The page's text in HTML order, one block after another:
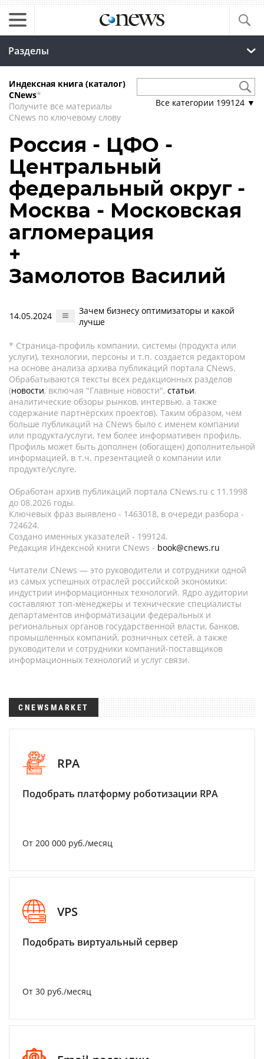
Разделы
Индексная книга (каталог)
CNews*
Получите все материалы
CNews по ключевому слову
Все категории 199124 ▼
Россия - ЦФО -
Центральный
федеральный округ -
Москва - Московская
агломерация
+
Замолотов Василий
14.05.2024
Зачем бизнесу оптимизаторы и какой
лучше
* Страница-профиль компании, системы (продукта или
услуги), технологии, персоны и т.п. создается редактором
на основе анализа архива публикаций портала CNews.
Обрабатываются тексты всех редакционных разделов
(новости, включая "Главные новости", статьи,
аналитические обзоры рынков, интервью, а также
содержание партнёрских проектов). Таким образом, чем
больше публикаций на CNews было с именем компании
или продукта/услуги, тем более информативен профиль.
Профиль может быть дополнен (обогащен) дополнительной
информацией, в т.ч. презентацией о компании или
продукте/услуге.
Обработан архив публикаций портала CNews.ru c 11.1998
до 08.2026 годы.
Ключевых фраз выявлено - 1463018, в очереди разбора -
724624.
Создано именных указателей - 199124.
Редакция Индексной книги CNews - book@cnews.ru
Читатели CNews — это руководители и сотрудники одной
из самых успешных отраслей российской экономики:
индустрии информационных технологий. Ядро аудитории
составляют топ-менеджеры и технические специалисты
департаментов информатизации федеральных и
региональных органов государственной власти, банков,
промышленных компаний, розничных сетей, а также
руководители и сотрудники компаний-поставщиков
информационных технологий и услуг связи.
CNEWSMARKET
RPA
Подобрать платформу роботизации RPA
От 200 000 руб./месяц
VPS
Подобрать виртуальный сервер
От 30 руб./месяц